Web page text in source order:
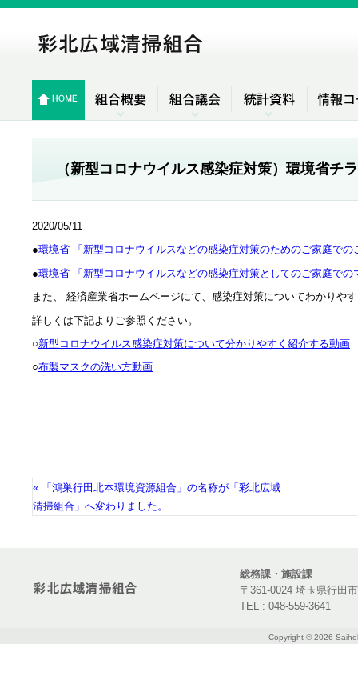
（新型コロナウイルス感染症対策）環境省チ
2020/05/11
●環境省 「新型コロナウイルスなどの感染症対策のためのご家庭での
●環境省 「新型コロナウイルスなどの感染症対策としてのご家庭での
また、 経済産業省ホームページにて、感染症対策についてわかりや
詳しくは下記よりご参照ください。
○新型コロナウイルス感染症対策について分かりやすく紹介する動画
○布製マスクの洗い方動画
« 「鴻巣行田北本環境資源組合」の名称が「彩北広域
清掃組合」へ変わりました。
総務課・施設課
〒361-0024 埼玉県行田
TEL : 048-559-3641
Copyright ©2026